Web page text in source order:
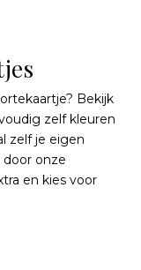
Bekijk
zelf kleuren
zelf je eigen
onze
en kies voor